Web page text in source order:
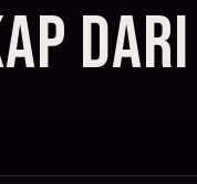
DARI